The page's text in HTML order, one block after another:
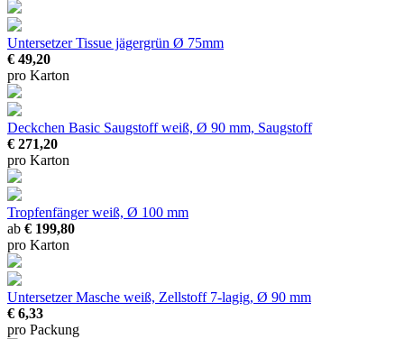
Untersetzer Tissue jägergrün Ø 75mm
€ 49,20
pro Karton
Deckchen Basic Saugstoffweiß, Ø 90 mm, Saugstoff
€ 271,20
pro Karton
Tropfenfängerweiß, Ø 100 mm
ab € 199,80
pro Karton
Untersetzer Masche weiß, Zellstoff 7-lagig, Ø 90 mm
€ 6,33
pro Packung